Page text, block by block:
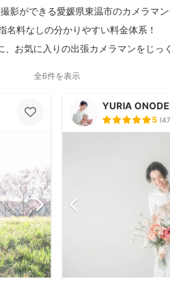
影ができる愛媛県東温市のカメラマン
名料なしの分かりやすい料金体系！
お気に入りの出張カメラマンをじっ
全6件を表示
YURIA
5 (47